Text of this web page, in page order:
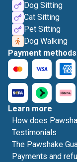
Dog Sitting
Cat Sitting
Pet Sitting
Dog Walking
Payment methods
Learn more
How does
Testimonials
The Pawshake
Payments and